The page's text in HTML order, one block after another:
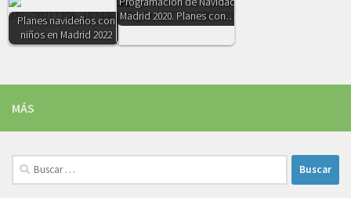
Planes navideños con
niños en Madrid 2022
Madrid 2020. Planes con…
MÁS
Buscar: